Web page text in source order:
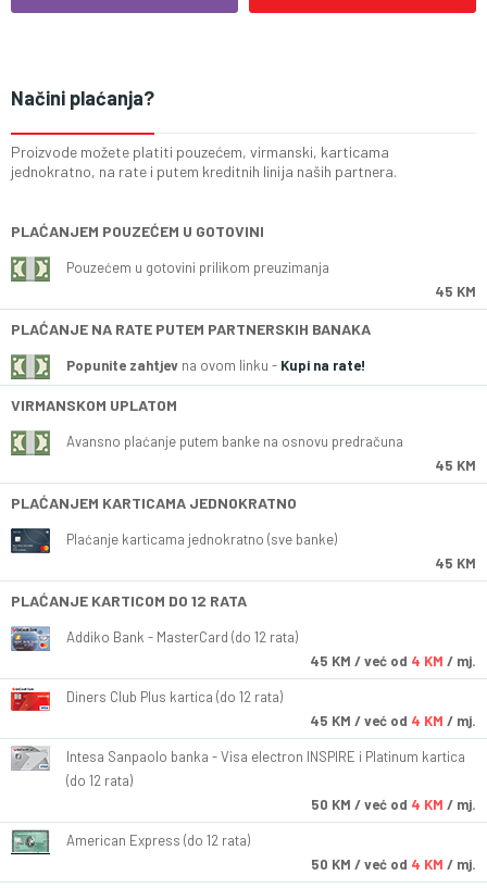
Načini plaćanja?
Proizvode možete platiti pouzećem, virmanski, karticama
jednokratno, na rate i putem kreditnih linija naših partnera.
PLAĆANJEM POUZEĆEM U GOTOVINI
Pouzećem u gotovini prilikom preuzimanja
45 KM
PLAĆANJE NA RATE PUTEM PARTNERSKIH BANAKA
Popunite zahtjev na ovom linku - Kupi na rate!
VIRMANSKOM UPLATOM
Avansno plaćanje putem banke na osnovu predračuna
45 KM
PLAĆANJEM KARTICAMA JEDNOKRATNO
Plaćanje karticama jednokratno (sve banke)
45 KM
PLAĆANJE KARTICOM DO 12 RATA
Addiko Bank - MasterCard (do 12 rata)
45 KM / već od 4 KM / mj.
Diners Club Plus kartica (do 12 rata)
45 KM / već od 4 KM / mj.
Intesa Sanpaolo banka - Visa electron INSPIRE i Platinum kartica
(do 12 rata)
50 KM / već od 4 KM / mj.
American Express (do 12 rata)
50 KM / već od 4 KM / mj.